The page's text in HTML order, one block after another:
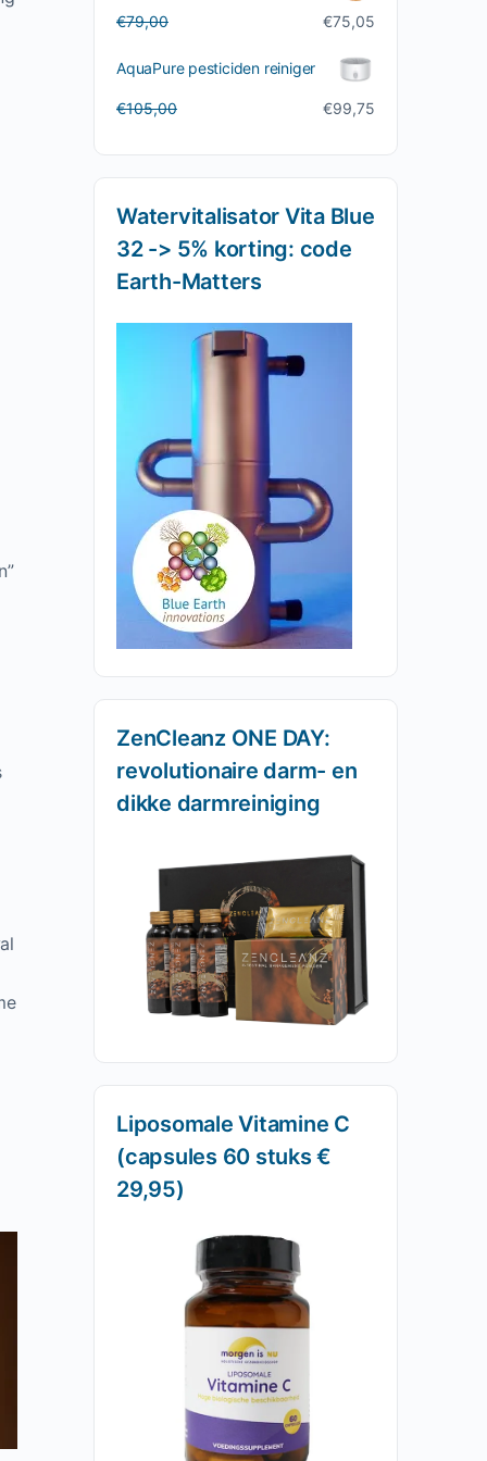
€79,00Oorspronkelijke
€79,00.
€75,05
Huidige
€75,05.
AquaPure pesticiden reiniger
€105,00Oorspronkelijke
€99,75
Huidige
Watervitalisator Vita Blue
32 -> 5% korting: code
Earth-Matters
ZenCleanz ONE DAY:
revolutionaire darm- en
dikke darmreiniging
Liposomale Vitamine C
(capsules 60 stuks €
29,95)